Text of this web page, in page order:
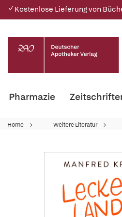
✓ Kostenlose Lieferung von
Pharmazie
Home Weitere Literatur